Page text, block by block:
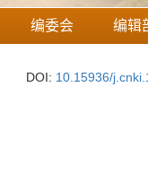
编委会 编辑
DOI: 10.15936/